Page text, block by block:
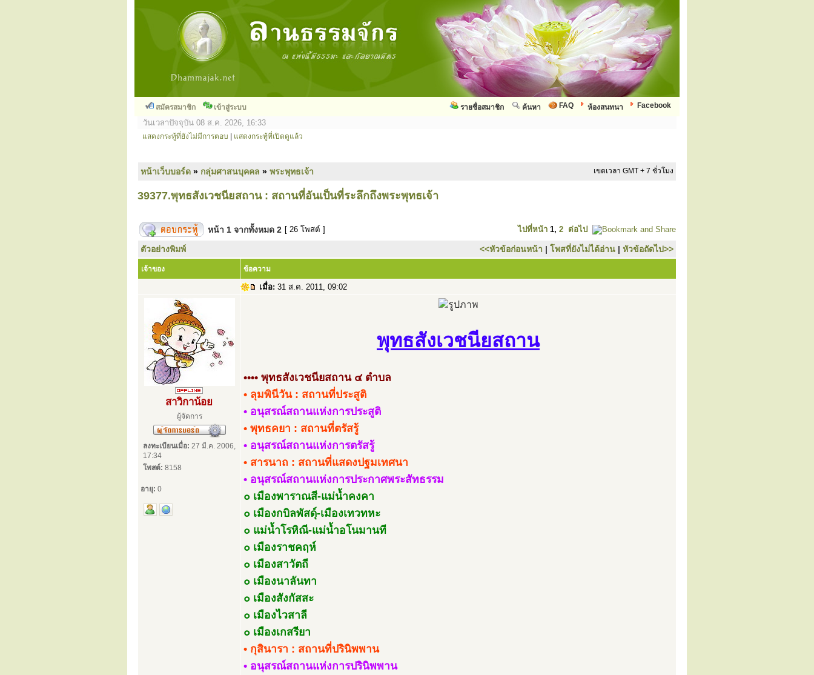
สมัครสมาชิก เข้าสู่ระบบ Facebook
ห้องสนทนา
FAQ
ค้นหา
รายชื่อสมาชิก
วันเวลาปัจจุบัน 08 ส.ค. 2026, 16:33
แสดงกระทู้ที่ยังไม่มีการตอบ แสดงกระทู้ที่เปิดดูแล้ว
หน้าเว็บบอร์ด » กลุ่มศาสนบุคคล » พระพุทธเจ้า เขตเวลา GMT + 7 ชั่วโมง
39377.พุทธสังเวชนียสถาน : สถานที่อันเป็นที่ระลึกถึงพระพุทธเจ้า
หน้า 1 จากทั้งหมด 2 [ 26 โพสต์ ] ไปที่หน้า 1, 2 ต่อไป
ตัวอย่างพิมพ์ <<หัวข้อก่อนหน้า | โพสที่ยังไม่ได้อ่าน | หัวข้อถัดไป>>
เจ้าของ ข้อความ
เมื่อ: 31 ส.ค. 2011, 09:02
สาวิกาน้อย
ผู้จัดการ
ลงทะเบียนเมื่อ: 27 มี.ค. 2006,
17:34
โพสต์: 8158
อายุ: 0
พุทธสังเวชนียสถาน
•••• พุทธสังเวชนียสถาน ๔ ตำบล
• ลุมพินีวัน : สถานที่ประสูติ
• อนุสรณ์สถานแห่งการประสูติ
• พุทธคยา : สถานที่ตรัสรู้
• อนุสรณ์สถานแห่งการตรัสรู้
• สารนาถ : สถานที่แสดงปฐมเทศนา
• อนุสรณ์สถานแห่งการประกาศพระสัทธรรม
๐ เมืองพาราณสี-แม่น้ำคงคา
๐ เมืองกบิลพัสดุ์-เมืองเทวทหะ
๐ แม่น้ำโรหิณี-แม่น้ำอโนมานที
๐ เมืองราชคฤห์
๐ เมืองสาวัตถี
๐ เมืองนาลันทา
๐ เมืองสังกัสสะ
๐ เมืองไวสาลี
๐ เมืองเกสรียา
• กุสินารา : สถานที่ปรินิพพาน
• อนุสรณ์สถานแห่งการปรินิพพาน